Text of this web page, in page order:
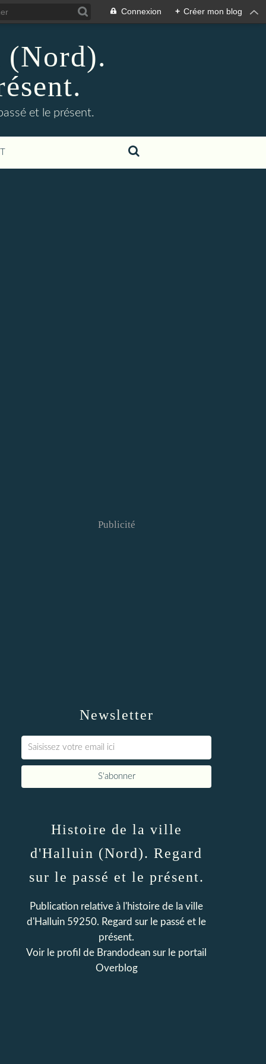
Connexion + Créer mon blog
et le présent.
Newsletter
Publicité
Histoire de la ville
d'Halluin (Nord). Regard
sur le passé et le présent.
Publication relative à l'histoire de la ville
d'Halluin 59250. Regard sur le passé et le
présent.
Voir le profil de Brandodean sur le portail
Overblog